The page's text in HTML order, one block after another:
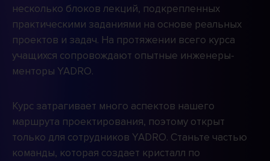
несколько блоков лекций, подкрепленных
практическими заданиями на основе реальных
проектов и задач. На протяжении всего курса
учащихся сопровождают опытные инженеры-
менторы YADRO.
Курс затрагивает много аспектов нашего
маршрута проектирования, поэтому открыт
только для сотрудников YADRO. Станьте частью
команды, которая создает кристалл по